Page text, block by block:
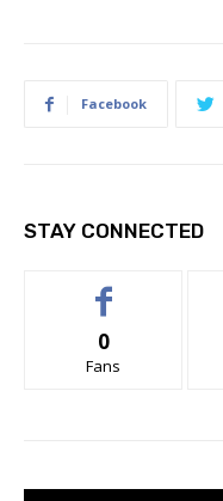
Facebook
STAY CONNECTED
0
Fans